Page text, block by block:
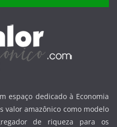
espaço dedicado à Economia
valor amazônico como modelo
de riqueza para os